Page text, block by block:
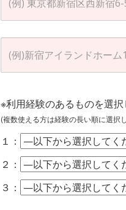
※利用経験のあるものを選
(複数使える方は経験の長い順に選択
１：
２：
３：